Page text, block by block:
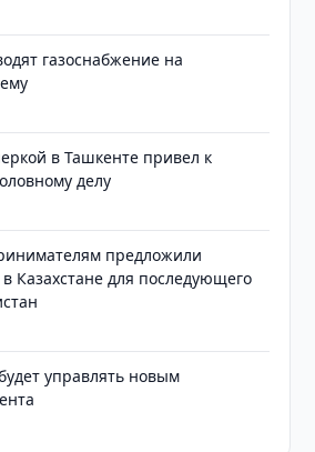
газоснабжение на
в Ташкенте привел к
делу
предложили
Казахстане для последующего
управлять новым